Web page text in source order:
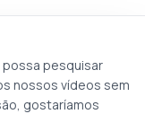
pesquisar
nossos vídeos sem
gostaríamos